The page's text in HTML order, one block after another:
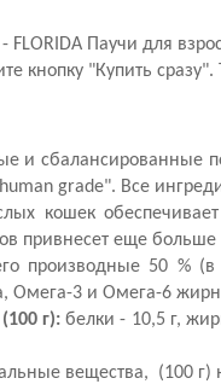
FLORIDA Паучи для
кнопку "Купить
и сбалансированные
grade". Все
кошек
привнесет еще больше
производные 50 %
Омега-3 и Омега-6
г): белки - 10,5 г,
вещества, (100